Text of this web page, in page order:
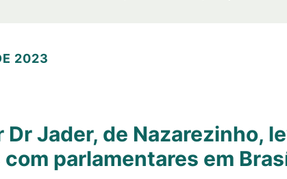
2023
Dr Jader, de Nazarezinho,
parlamentares em